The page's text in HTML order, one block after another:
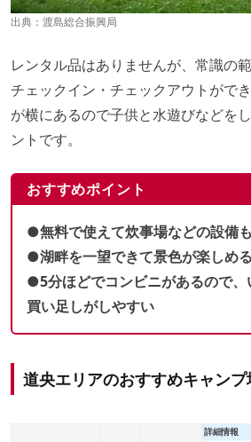
出典： 渡島総合振興局
レンタル品はありませんが、常識の
チェックイン・チェックアウトがで
が横にあるので子供と水遊びなどを
ントです。
おすすめポイント
●無料で使えて炊事場などの設備
●湖畔を一望できて景色が楽しめる
●5分ほどでコンビニがあるので、
買い足しがしやすい
道央エリアのおすすめキャン
詳細情報